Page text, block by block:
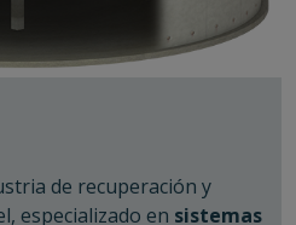
de recuperación y
especializado en sistemas